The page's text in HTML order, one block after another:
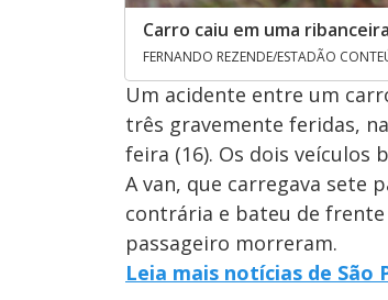
Carro caiu em uma
FERNANDO REZENDE/ESTADÃO
Um acidente entre um
três gravemente feridas,
feira (16). Os dois veículos
A van, que carregava sete
contrária e bateu de
passageiro morreram.
Leia mais notícias de São